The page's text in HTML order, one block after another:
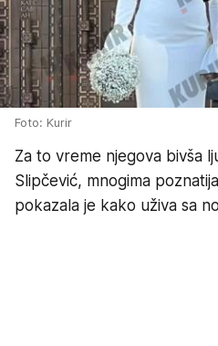
Foto: Kurir
Za to vreme njegova bivša
Slipčević, mnogima
pokazala je kako uživa sa